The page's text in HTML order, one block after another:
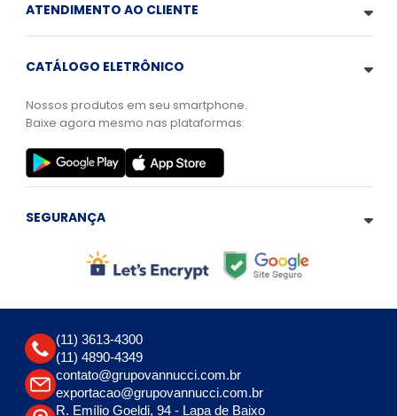
ATENDIMENTO AO CLIENTE
CATÁLOGO ELETRÔNICO
Nossos produtos em seu smartphone.
Baixe agora mesmo nas plataformas:
SEGURANÇA
(11) 3613-4300
(11) 4890-4349
contato@grupovannucci.com.br
exportacao@grupovannucci.com.br
R. Emílio Goeldi, 94 - Lapa de Baixo